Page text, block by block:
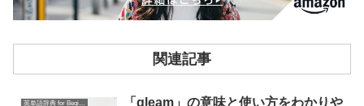
関連記事
英単語辞典 for Beginners
「gleam」の意味と使い方をわかりや